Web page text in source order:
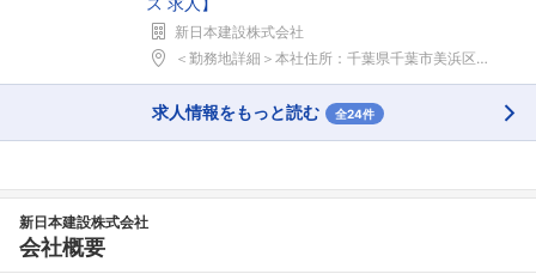
新日本建設株式会社
＜勤務地詳細＞本社住所：千葉県千葉市美浜区ひび野1...
求人情報をもっと読む 全24件
新日本建設株式会社
会社概要